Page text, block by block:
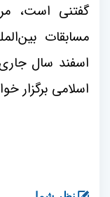
گفتنی است،
مسابقات
اسفند سال جاری
اسلامی برگزار